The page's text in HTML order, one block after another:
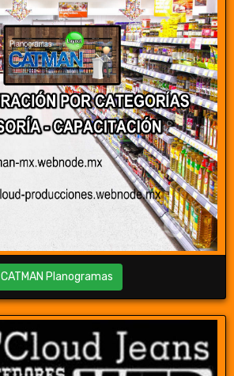
CATMAN Planogramas